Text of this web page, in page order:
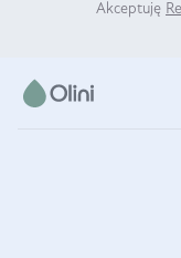
Akceptuję